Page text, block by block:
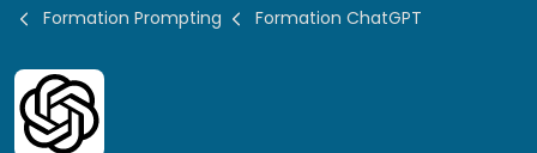
Formation Prompting Formation ChatGPT